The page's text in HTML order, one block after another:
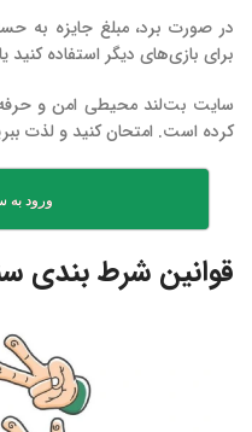
در صورت برد، مبلغ جایزه به
برای بازی‌های دیگر استفاده
سایت بت‌لند محیطی امن و
کرده است. امتحان کنید و لذت
ورود به
قوانین شرط بندی